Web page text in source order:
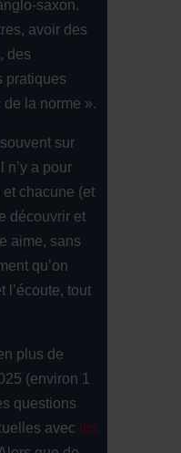
saxon.
avoir des
des
pratiques
la norme ».
sur
n’y a pour
chacune (et
découvrir et
aime, sans
qu’on
l’écoute, tout
plus de
(environ 1
questions
avec les